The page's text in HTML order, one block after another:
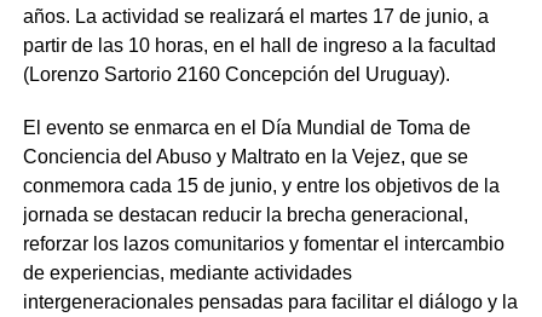
años. La actividad se realizará el martes 17 de junio, a
partir de las 10 horas, en el hall de ingreso a la facultad
(Lorenzo Sartorio 2160 Concepción del Uruguay).
El evento se enmarca en el Día Mundial de Toma de
Conciencia del Abuso y Maltrato en la Vejez, que se
conmemora cada 15 de junio, y entre los objetivos de la
jornada se destacan reducir la brecha generacional,
reforzar los lazos comunitarios y fomentar el intercambio
de experiencias, mediante actividades
intergeneracionales pensadas para facilitar el diálogo y la